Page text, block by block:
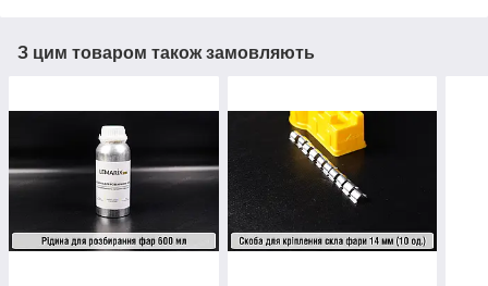
З цим товаром також замовляють